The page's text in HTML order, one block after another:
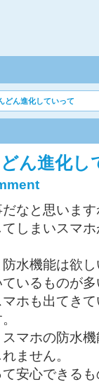
どん進化していって
ん進化し
なと思いま
しまいスマ
水機能は欲
いるものが
ホも出てき
マホの防水
ません。
安心できる